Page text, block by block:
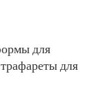
для
для